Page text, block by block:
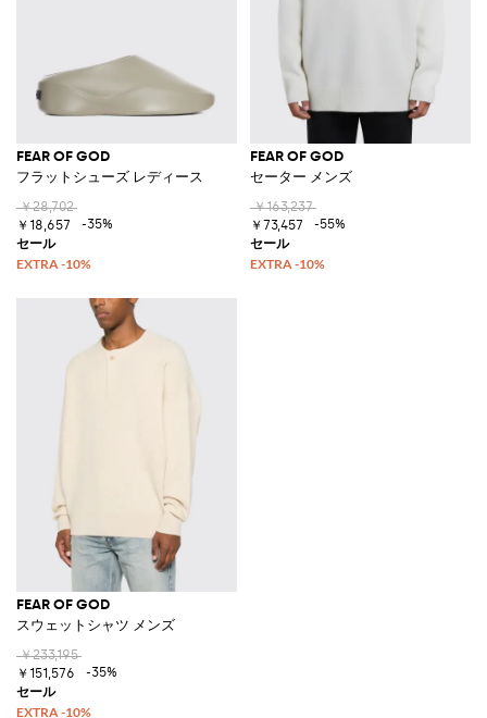
FEAR OF GOD
フラットシューズ レディース
￥28,702
￥18,657
-35%
FEAR OF GOD
セーター メンズ
￥163,237
￥73,457
-55%
FEAR OF GOD
スウェットシャツ メンズ
￥233,195
￥151,576
-35%